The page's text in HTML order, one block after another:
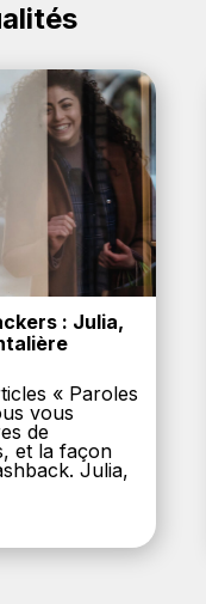
: Julia,
« Paroles
vous
de
et la façon
Julia,